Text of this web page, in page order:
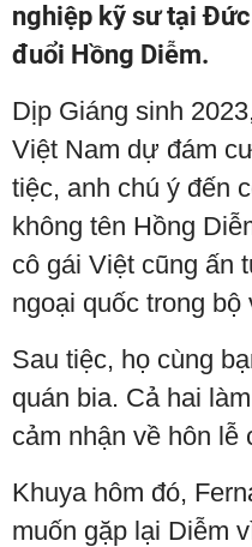
nghiệp kỹ sư tại
đuổi Hồng Diễm.
Dịp Giáng sinh
Việt Nam dự đám
tiệc, anh chú ý đến
không tên Hồng
cô gái Việt cũng ấn
ngoại quốc trong
Sau tiệc, họ cùng
quán bia. Cả hai
cảm nhận về hôn lễ
Khuya hôm đó,
muốn gặp lại Diễm